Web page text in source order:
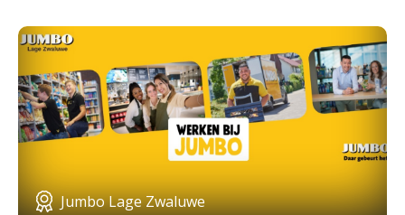
Jumbo Lage Zwaluwe